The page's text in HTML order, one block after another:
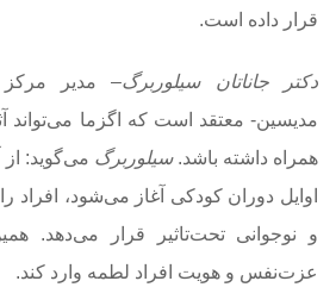
قرار داده است.
دکتر جاناتان سیلوربرگ– مدیر مرکز
مدیسین- معتقد است که اگزما می‌تواند
همراه داشته باشد.سیلوربرگ می‌گوید: از
اوایل دوران کودکی آغاز می‌شود،
و نوجوانی تحت‌تاثیر قرار می‌دهد.
عزت‌نفس و هویت افراد لطمه وارد کند.